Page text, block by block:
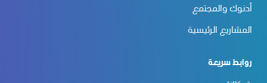
أدنوك والمجتمع
المشاريع الرئيسية
روابط سريعة